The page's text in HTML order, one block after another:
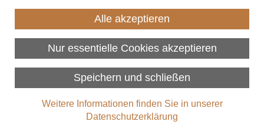
Holzhaus aus? Die Fassade allein verrät es jedenfalls nicht.
Datenschutz
Copyright 2026
Alle akzeptieren
Nur essentielle Cookies akzeptieren
Speichern und schließen
Weitere Informationen finden Sie in unserer
Datenschutzerklärung